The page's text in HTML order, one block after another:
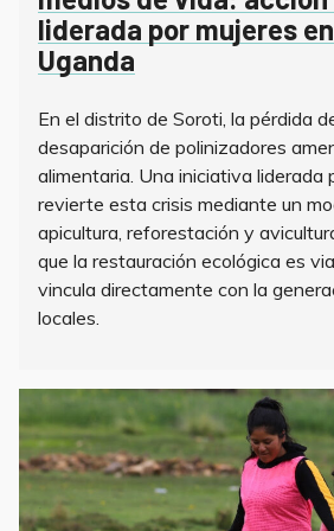
liderada por mujeres
Uganda
En el distrito de Soroti, la pérdida
desaparición de polinizadores
alimentaria. Una iniciativa liderada
revierte esta crisis mediante un
apicultura, reforestación y
que la restauración ecológica es
vincula directamente con la
locales.